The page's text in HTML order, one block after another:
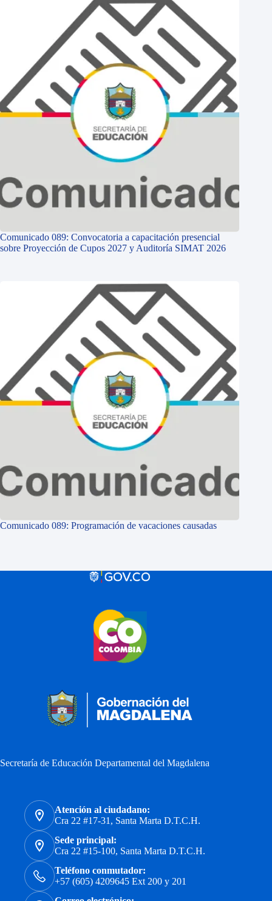
Comunicado 089: Convocatoria a capacitación presencial
sobre Proyección de Cupos 2027 y Auditoría SIMAT 2026
Comunicado 089: Programación de vacaciones causadas
Secretaría de Educación Departamental del Magdalena
Atención al ciudadano:
Cra 22 #17-31, Santa Marta D.T.C.H.
Sede principal:
Cra 22 #15-100, Santa Marta D.T.C.H.
Teléfono conmutador:
+57 (605) 4209645 Ext 200 y 201